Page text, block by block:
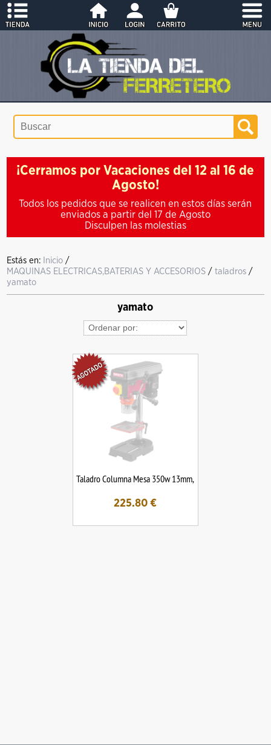
¡Cerramos por Vacaciones del 12 al 16 de
Agosto!
Todos los pedidos que se realicen en estos días serán
enviados a partir del 17 de Agosto
Disculpen las molestias
Estás en: Inicio /
MAQUINAS ELECTRICAS,BATERIAS Y ACCESORIOS /taladros /
yamato
yamato
Taladro Columna Mesa 350w 13mm,
225.80 €